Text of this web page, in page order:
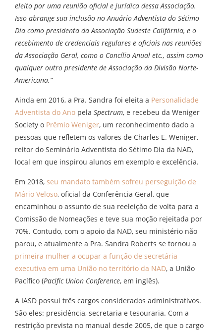
eleito por uma reunião oficial e jurídica dessa Associação.
Isso abrange sua inclusão no Anuário Adventista do Sétimo
Dia como presidenta da Associação Sudeste Califórnia, e o
recebimento de credenciais regulares e oficiais nas reuniões
da Associação Geral, como o Concílio Anual etc., assim como
qualquer outro presidente de Associação da Divisão Norte-
Americana.”
Ainda em 2016, a Pra. Sandra foi eleita a Personalidade
Adventista do Ano pela Spectrum, e recebeu da Weniger
Society o Prêmio Weniger, um reconhecimento dado a
pessoas que refletem os valores de Charles E. Weniger,
reitor do Seminário Adventista do Sétimo Dia da NAD,
local em que inspirou alunos em exemplo e excelência.
Em 2018, seu mandato também sofreu perseguição de
Mário Veloso, oficial da Conferência Geral, que
encaminhou o assunto de sua reeleição de volta para a
Comissão de Nomeações e teve sua moção rejeitada por
70%. Contudo, com o apoio da NAD, seu ministério não
parou, e atualmente a Pra. Sandra Roberts se tornou a
primeira mulher a ocupar a função de secretária
executiva em uma União no território da NAD, a União
Pacífico (Pacific Union Conference, em inglês).
A IASD possui três cargos considerados administrativos.
São eles: presidência, secretaria e tesouraria. Com a
restrição prevista no manual desde 2005, de que o cargo